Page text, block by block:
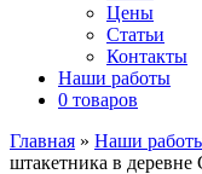
Цены
Статьи
Контакты
Наши работы
0 товаров
Главная » Наши
штакетника в деревне